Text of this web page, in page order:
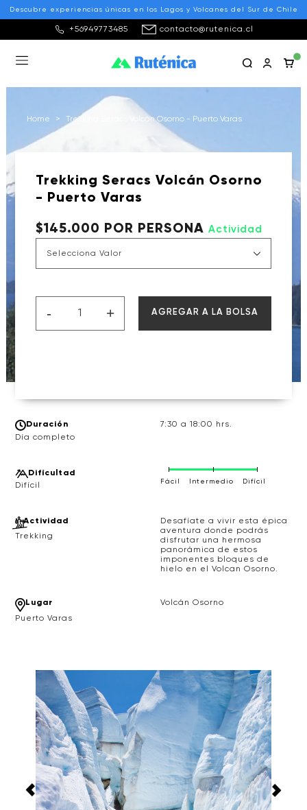
+56949773485 contacto@rutenica.cl
Descubre experiencias únicas en los Lagos y Volcanes del Sur de Chile
Home > Trekking Seracs Volcán Osorno - Puerto Varas
Duración
Día completo
7:30 a 18:00 hrs.
Difícultad
Fácil Intermedio Difícil
Actividad
Trekking
Desafíate a vivir esta épica
aventura donde podrás
disfrutar una hermosa
panorámica de estos
imponentes bloques de
hielo en el Volcan Osorno.
Lugar
Puerto Varas
Volcán Osorno
Trekking Seracs Volcán Osorno
- Puerto Varas
$145.000 POR PERSONA Actividad
+
- AGREGAR A LA BOLSA